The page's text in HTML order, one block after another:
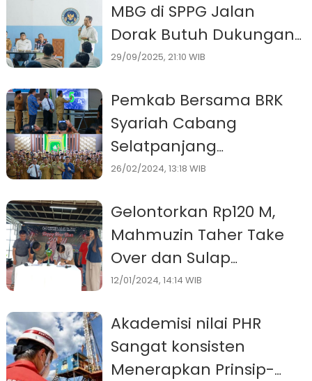
MBG di SPPG Jalan
Dorak Butuh Dukungan
Semua Pihak
29/09/2025, 21:10 WIB
Pemkab Bersama BRK
Syariah Cabang
Selatpanjang
Launching SPK Non
Sosialisasikan Juknis
BKK
26/02/2024, 13:18 WIB
Gelontorkan Rp120 M,
Mahmuzin Taher Take
Over dan Sulap
Cikidang Resort Menjadi
Jabar
12/01/2024, 14:14 WIB
Akademisi nilai PHR
Sangat konsisten
Menerapkan Prinsip-